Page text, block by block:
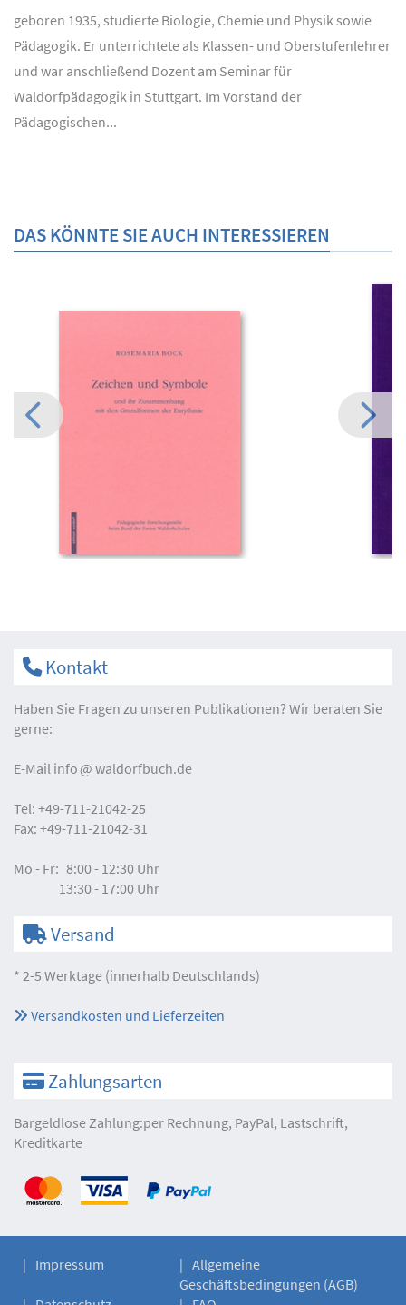
geboren 1935, studierte Biologie, Chemie und Physik sowie
Pädagogik. Er unterrichtete als Klassen- und Oberstufenlehrer
und war anschließend Dozent am Seminar für
Waldorfpädagogik in Stuttgart. Im Vorstand der
Pädagogischen...
DAS KÖNNTE SIE AUCH INTERESSIEREN
Kontakt
Haben Sie Fragen zu unseren Publikationen? Wir beraten Sie
gerne:
E-Mail info waldorfbuch.de
Tel: +49-711-21042-25
Fax: +49-711-21042-31
Mo - Fr: 8:00 - 12:30 Uhr
13:30 - 17:00 Uhr
Versand
* 2-5 Werktage (innerhalb Deutschlands)
Versandkosten und Lieferzeiten
Zahlungsarten
Bargeldlose Zahlung:per Rechnung, PayPal, Lastschrift,
Kreditkarte
Impressum
Allgemeine
Geschäftsbedingungen (AGB)